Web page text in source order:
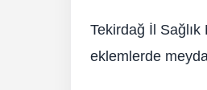
Tekirdağ İl
eklemlerde